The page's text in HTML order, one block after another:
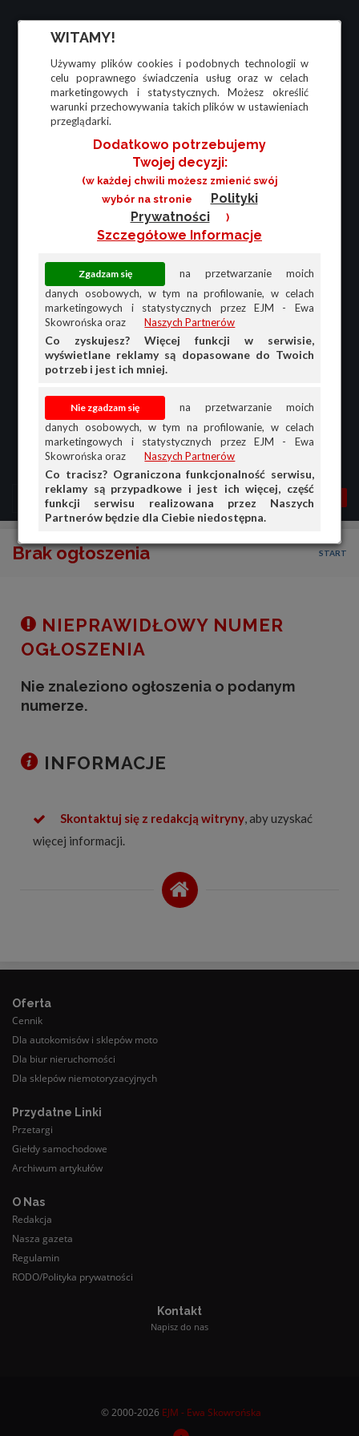
WITAMY!
Używamy plików cookies i podobnych technologii w
celu poprawnego świadczenia usług oraz w celach
marketingowych i statystycznych. Możesz określić
warunki przechowywania takich plików w ustawieniach
przeglądarki.
Dodatkowo potrzebujemy
Twojej decyzji:
(w każdej chwili możesz zmienić swój
wybór na stronie
Polityki
Prywatności
)
Szczegółowe Informacje
na przetwarzanie moich
danych osobowych, w tym na profilowanie, w celach
marketingowych i statystycznych przez EJM - Ewa
Skowrońska oraz
Naszych Partnerów
Co zyskujesz? Więcej funkcji w serwisie,
wyświetlane reklamy są dopasowane do Twoich
potrzeb i jest ich mniej.
na przetwarzanie moich
danych osobowych, w tym na profilowanie, w celach
marketingowych i statystycznych przez EJM - Ewa
Skowrońska oraz
Naszych Partnerów
Co tracisz? Ograniczona funkcjonalność serwisu,
reklamy są przypadkowe i jest ich więcej, część
funkcji serwisu realizowana przez Naszych
Partnerów będzie dla Ciebie niedostępna.
MENU MOJA AG
Brak ogłoszenia START
NIEPRAWIDŁOWY NUMER
OGŁOSZENIA
Nie znaleziono ogłoszenia o podanym
numerze.
INFORMACJE
Skontaktuj się z redakcją witryny, aby uzyskać
więcej informacji.
Oferta
Cennik
Dla autokomisów i sklepów moto
Dla biur nieruchomości
Dla sklepów niemotoryzacyjnych
Przydatne Linki
Przetargi
Giełdy samochodowe
Archiwum artykułów
O Nas
Redakcja
Nasza gazeta
Regulamin
RODO/Polityka prywatności
Kontakt
Napisz do nas
© 2000-2026 EJM - Ewa Skowrońska